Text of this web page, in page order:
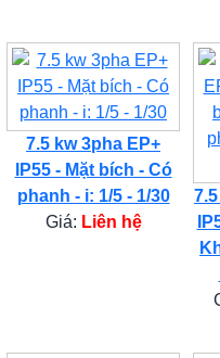
7.5 kw 3pha EP+
IP55 - Mặt bích - Có
phanh - i: 1/5 - 1/30
Giá: Liên hệ